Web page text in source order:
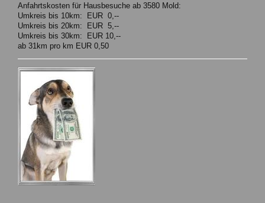
Anfahrtskosten für Hausbesuche ab 3580 Mold:
Umkreis bis 10km: EUR 0,--
Umkreis bis 20km: EUR 5,--
Umkreis bis 30km: EUR 10,--
ab 31km pro km EUR 0,50